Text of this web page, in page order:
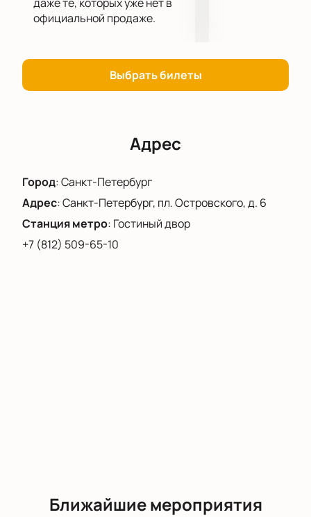
страны. Обладатель престижных премий и наград,
этот театр предлагает зрителям высочайшее
Не упустите возможность окунуться в мир
волшебства и купить билеты на балет «Щелкунчик»
в редакции Николая Максимовича Цискаридзе в
официальной продаже.
Выбрать билеты
Адрес
Город:Санкт-Петербург
Адрес:Санкт-Петербург, пл. Островского, д. 6
Станция метро: Гостиный двор
+7 (812) 509-65-10
Ближайшие мероприятия